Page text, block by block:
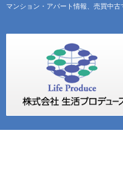
マンション・アパート情報、売買中